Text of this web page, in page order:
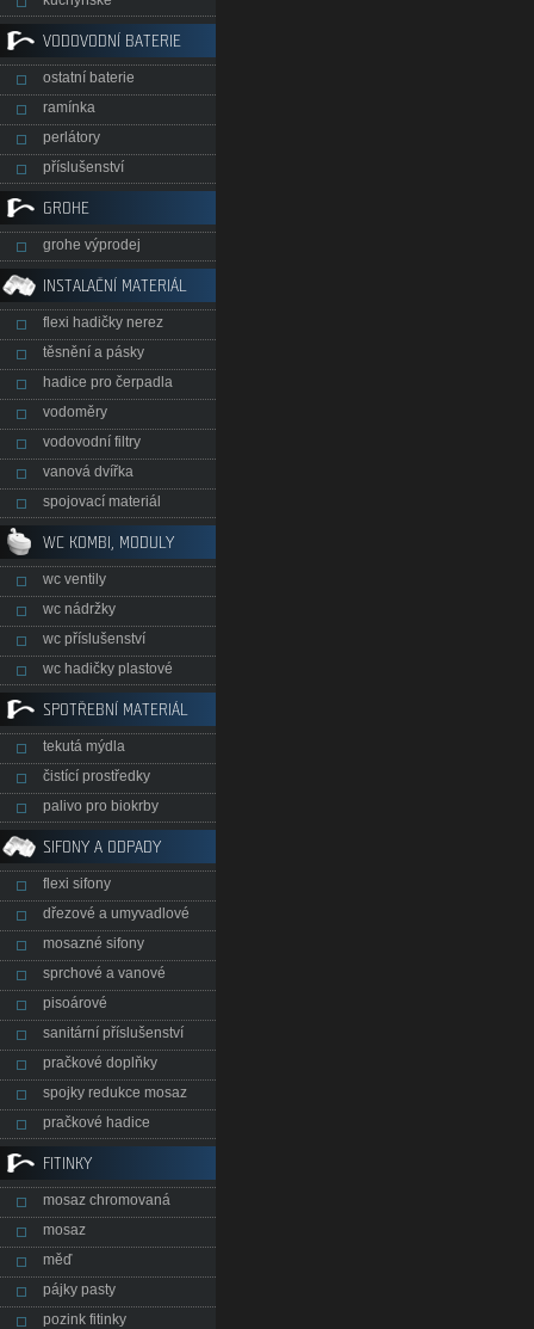
VODOVODNÍ BATERIE
ostatní baterie
ramínka
perlátory
příslušenství
GROHE
grohe výprodej
INSTALAČNÍ MATERIÁL
flexi hadičky nerez
těsnění a pásky
hadice pro čerpadla
vodoměry
vodovodní filtry
vanová dvířka
spojovací materiál
WC KOMBI, MODULY
wc ventily
wc nádržky
wc příslušenství
wc hadičky plastové
SPOTŘEBNÍ MATERIÁL
tekutá mýdla
čistící prostředky
palivo pro biokrby
SIFONY A ODPADY
flexi sifony
dřezové a umyvadlové
mosazné sifony
sprchové a vanové
pisoárové
sanitární příslušenství
pračkové doplňky
spojky redukce mosaz
pračkové hadice
FITINKY
mosaz chromovaná
mosaz
měď
pájky pasty
pozink fitinky